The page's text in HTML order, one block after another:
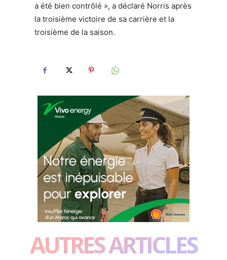
a été bien contrôlé », a déclaré Norris après
la troisième victoire de sa carrière et la
troisième de la saison.
AUTRES ARTICLES